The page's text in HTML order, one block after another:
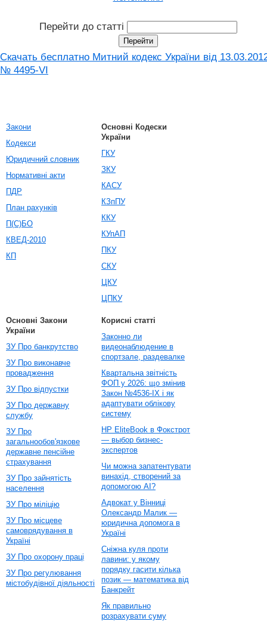
Перейти до статті
Скачать бесплатно Митний кодекс України від
№ 4495-VI
Закони
Кодекси
Юридичний словник
Нормативні акти
ПДР
План рахунків
П(С)БО
КВЕД-2010
КП
Основні Кодески
України
ГКУ
ЗКУ
КАСУ
КЗпПУ
ККУ
КУпАП
ПКУ
СКУ
ЦКУ
ЦПКУ
Основні Закони
України
ЗУ Про банкрутство
ЗУ Про виконавче
провадження
ЗУ Про відпустки
ЗУ Про державну
службу
ЗУ Про
загальнообов'язкове
державне пенсійне
страхування
ЗУ Про зайнятість
населення
ЗУ Про міліцію
ЗУ Про місцеве
самоврядування в
Україні
ЗУ Про охорону праці
ЗУ Про регулювання
містобудівної діяльності
Корисні статті
Законно ли
видеонаблюдение в
спортзале, раздевалке
Квартальна звітність
ФОП у 2026: що змінив
Закон №4536-IX і як
адаптувати облікову
систему
HP EliteBook в Фокстрот
— выбор бизнес-
экспертов
Чи можна запатентувати
винахід, створений за
допомогою AI?
Адвокат у Вінниці
Олександр Малик —
юридична допомога в
Україні
Сніжна куля проти
лавини: у якому
порядку гасити кілька
позик — математика від
Банкрейт
Як правильно
розрахувати суму